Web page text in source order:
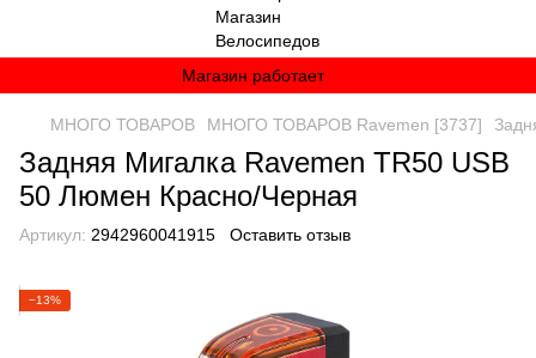
Магазин работает
МНОГО ТОВАРОВ МНОГО ТОВАРОВ Ravemen [3737]
Задняя Мигалка Ravemen TR50 USB
50 Люмен Красно/Черная
Артикул: 2942960041915 Оставить отзыв
−13%